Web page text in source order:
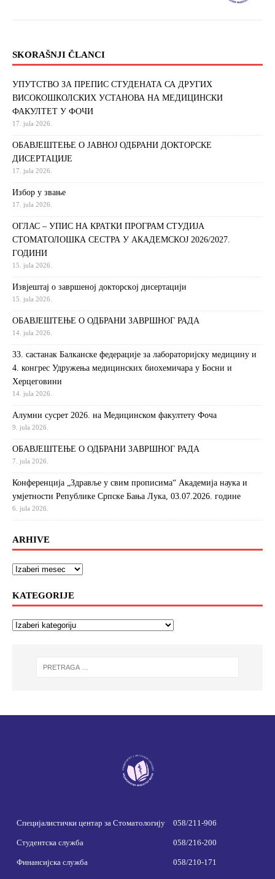
SKORAŠNJI ČLANCI
УПУТСТВО ЗА ПРЕПИС СТУДЕНАТА СА ДРУГИХ
ВИСОКОШКОЛСКИХ УСТАНОВА НА МЕДИЦИНСКИ
ФАКУЛТЕТ У ФОЧИ
17. jula 2026.
ОБАВЈЕШТЕЊЕ О ЈАВНОЈ ОДБРАНИ ДОКТОРСКЕ
ДИСЕРТАЦИЈЕ
17. jula 2026.
Избор у звање
17. jula 2026.
ОГЛАС – УПИС НА КРАТКИ ПРОГРАМ СТУДИЈА
СТОМАТОЛОШКА СЕСТРА У АКАДЕМСКОЈ 2026/2027.
ГОДИНИ
15. jula 2026.
Извjeштaj o зaвршeнoj дoктoрскoj дисeртaциjи
15. jula 2026.
ОБАВЈЕШТЕЊЕ О ОДБРАНИ ЗАВРШНОГ РАДА
14. jula 2026.
33. састанак Балканске федерације за лабораторијску медицину и
4. конгрес Удружења медицинских биохемичара у Босни и
Херцеговини
14. jula 2026.
Алумни сусрет 2026. на Медицинском факултету Фоча
9. jula 2026.
ОБАВЈЕШТЕЊЕ О ОДБРАНИ ЗАВРШНОГ РАДА
7. jula 2026.
Конференција „Здравље у свим прописима“ Академија наука и
умјетности Републике Српске Бања Лука, 03.07.2026. године
6. jula 2026.
ARHIVE
KATEGORIJE
Специјалистички центар за Стоматологију 058/211-906
Студентска служба 058/216-200
Финансијска служба 058/210-171